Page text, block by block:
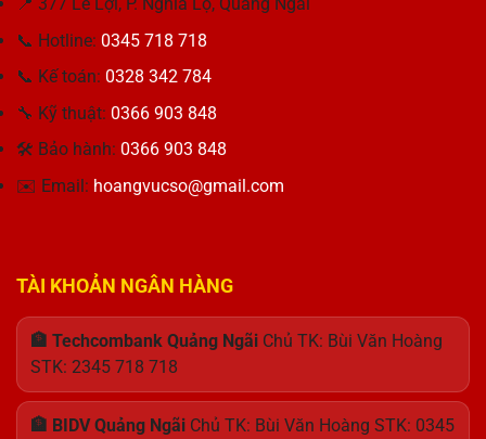
Nguồn
Hoàn
Hảo
Tối
Cho
Nhân
BG5
KBG50ZNT256G
PCIe4
x4
M.2
📞 Hotline: 0345 718 718
📞 Kế toán: 0328 342 784
🔧 Kỹ thuật: 0366 903 848
🛠 Bảo hành: 0366 903 848
✉️ Email: hoangvucso@gmail.com
TÀI KHOẢN NGÂN HÀNG
🏦 Techcombank Quảng Ngãi Chủ TK: Bùi Văn Hoàng
STK: 2345 718 718
🏦 BIDV Quảng Ngãi Chủ TK: Bùi Văn Hoàng STK: 0345